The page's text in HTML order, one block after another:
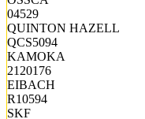
04529
QUINTON HAZELL
QCS5094
KAMOKA
2120176
EIBACH
R10594
SKF